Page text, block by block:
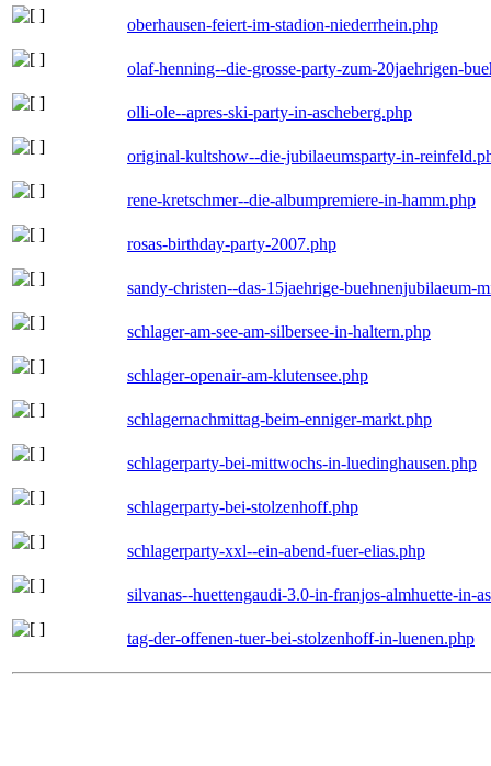
oberhausen-feiert-im-stadion-niederrhein.php
olaf-henning--die-grosse-party-zum-20jaehrigen-
olli-ole--apres-ski-party-in-ascheberg.php
original-kultshow--die-jubilaeumsparty-in-
rene-kretschmer--die-albumpremiere-in-hamm.php
rosas-birthday-party-2007.php
sandy-christen--das-15jaehrige-buehnenjubilaeum-
schlager-am-see-am-silbersee-in-haltern.php
schlager-openair-am-klutensee.php
schlagernachmittag-beim-enniger-markt.php
schlagerparty-bei-mittwochs-in-luedinghausen.php
schlagerparty-bei-stolzenhoff.php
schlagerparty-xxl--ein-abend-fuer-elias.php
silvanas--huettengaudi-3.0-in-franjos-almhuette-in-
tag-der-offenen-tuer-bei-stolzenhoff-in-luenen.php